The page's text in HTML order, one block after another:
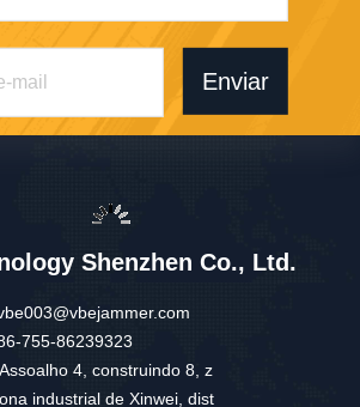
Enviar
Shenzhen Co., Ltd.
755-86239323
Assoalho 4, construindo 8, z
ona industrial de Xinwei, dist